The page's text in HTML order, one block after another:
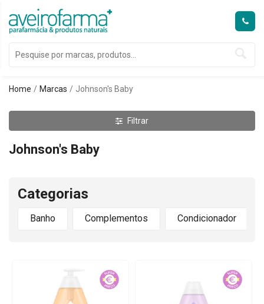
Home Marcas Johnson's Baby
Filtrar
Johnson's Baby
Categorias
Banho Complementos Condicionador